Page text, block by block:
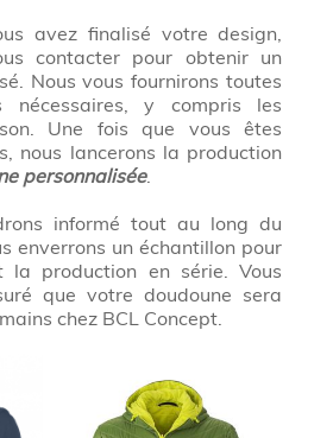
avez finalisé votre design,
contacter pour obtenir un
Nous vous fournirons toutes
nécessaires, y compris les
Une fois que vous êtes
nous lancerons la production
personnalisée.
informé tout au long du
enverrons un échantillon pour
la production en série. Vous
que votre doudoune sera
chez BCL Concept.